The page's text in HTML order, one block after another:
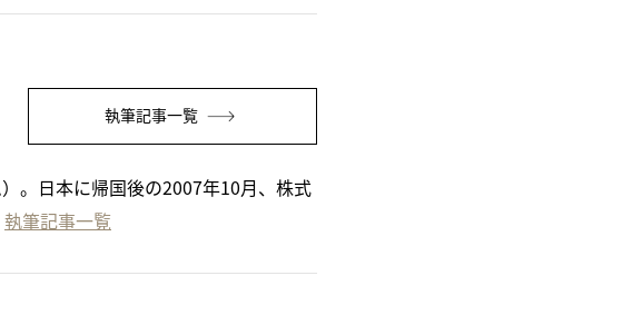
執筆記事一覧
。日本に帰国後の2007年10月、株式
執筆記事一覧